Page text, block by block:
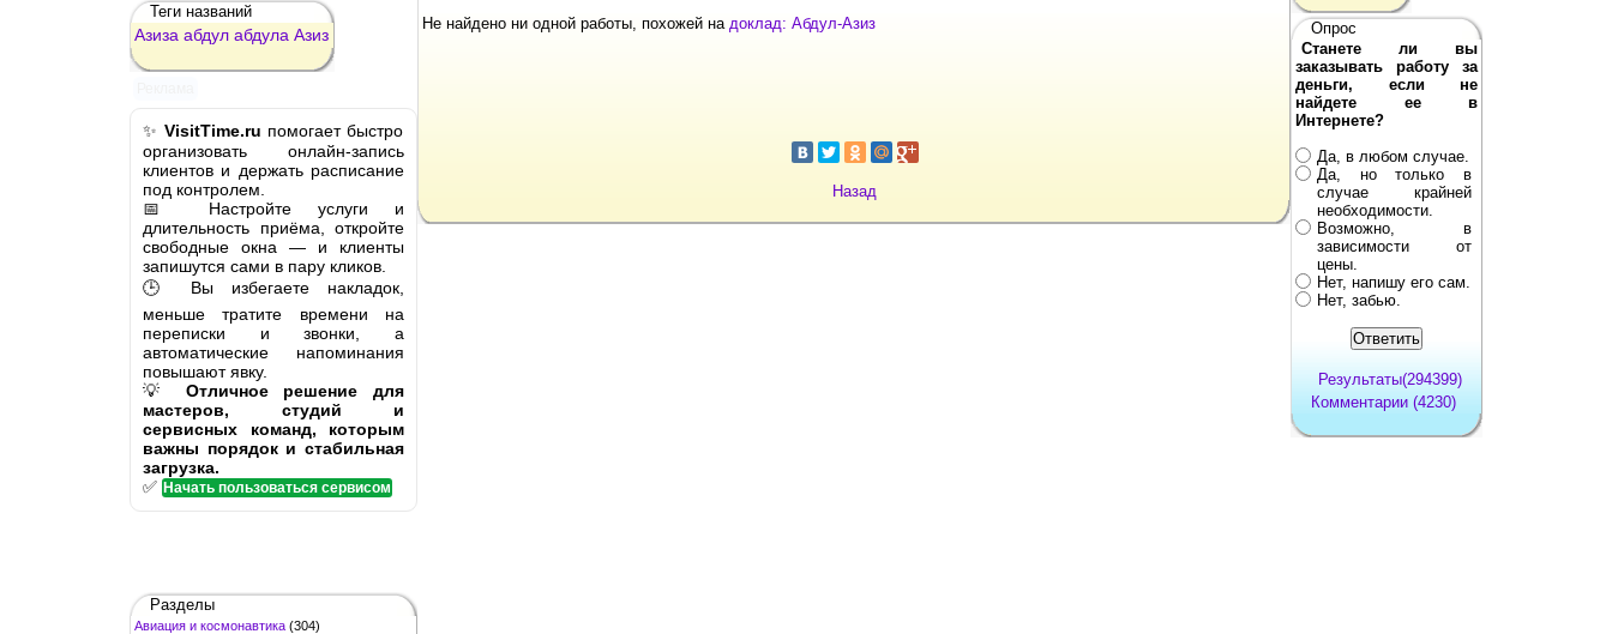
Теги названий
Азиза абдул абдула Азиз
✨ VisitTime.ru помогает быстро
организовать онлайн-запись
клиентов и держать расписание
под контролем.
📅 Настройте услуги и
длительность приёма, откройте
свободные окна — и клиенты
запишутся сами в пару кликов.
🕒 Вы избегаете накладок,
меньше тратите времени на
переписки и звонки, а
автоматические напоминания
повышают явку.
💡 Отличное решение для
мастеров, студий и
сервисных команд, которым
важны порядок и стабильная
загрузка.
✅ Начать пользоваться сервисом
Разделы
Авиация и космонавтика (304)
Не найдено ни одной работы, похожей на доклад: Абдул-Азиз
Назад
Опрос
Станете ли вы
заказывать работу за
деньги, если не
найдете ее в
Интернете?
Да, в любом случае.
Да, но только в
случае крайней
необходимости.
Возможно, в
зависимости от
цены.
Нет, напишу его сам.
Нет, забью.
Результаты(294399)
Комментарии (4230)